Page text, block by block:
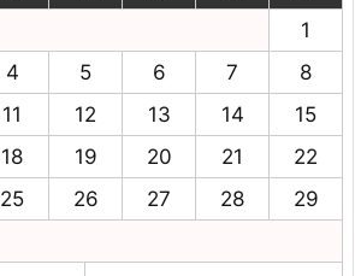
1
4 5 6 7
8
11 12 13 14
15
18 19 20 21
22
25 26 27 28
29